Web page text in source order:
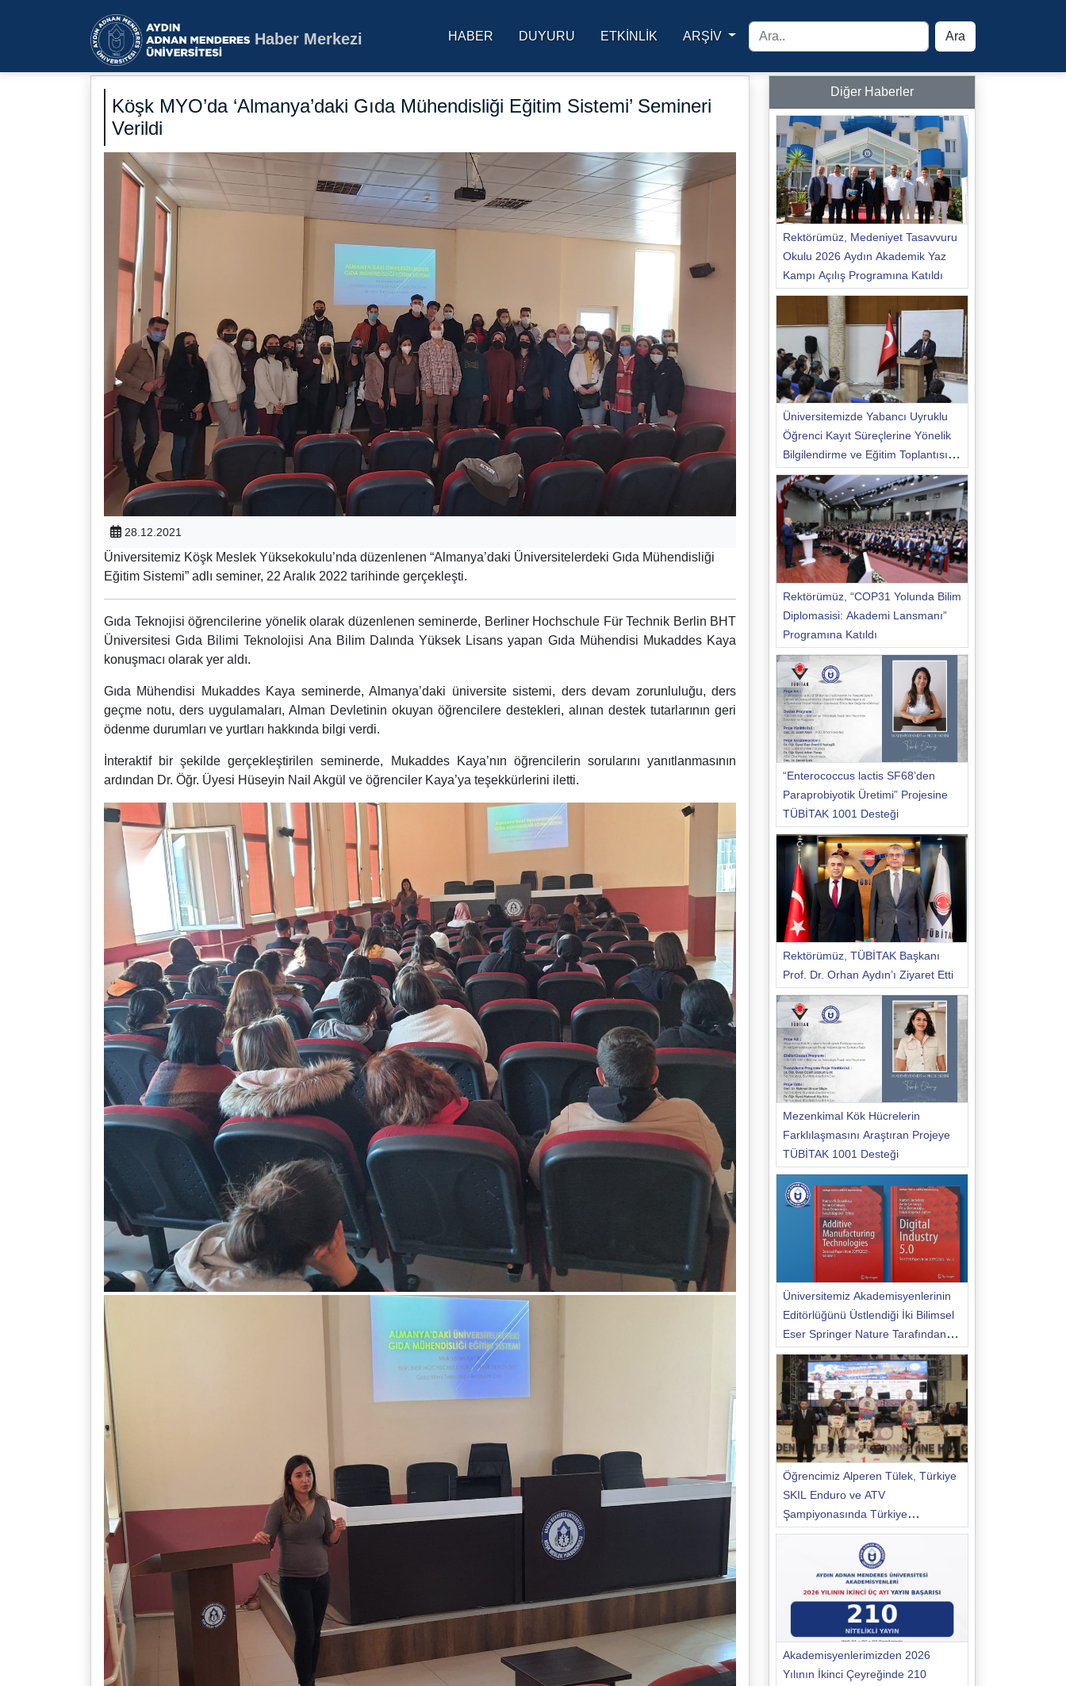
Aydın Adnan Menderes Üniversitesi Ana Sayfa
Haber Merkezi HABER DUYURU ETKINLIK ARŞİV Ara
Köşk MYO’da ‘Almanya’daki Gıda Mühendisliği Eğitim Sistemi’ Semineri
Verildi
28.12.2021
Üniversitemiz Köşk Meslek Yüksekokulu’nda düzenlenen “Almanya’daki Üniversitelerdeki Gıda Mühendisliği
Eğitim Sistemi” adlı seminer, 22 Aralık 2022 tarihinde gerçekleşti.
Gıda Teknojisi öğrencilerine yönelik olarak düzenlenen seminerde, Berliner Hochschule Für Technik Berlin BHT
Üniversitesi Gıda Bilimi Teknolojisi Ana Bilim Dalında Yüksek Lisans yapan Gıda Mühendisi Mukaddes Kaya
konuşmacı olarak yer aldı.
Gıda Mühendisi Mukaddes Kaya seminerde, Almanya’daki üniversite sistemi, ders devam zorunluluğu, ders
geçme notu, ders uygulamaları, Alman Devletinin okuyan öğrencilere destekleri, alınan destek tutarlarının geri
ödenme durumları ve yurtları hakkında bilgi verdi.
İnteraktif bir şekilde gerçekleştirilen seminerde, Mukaddes Kaya’nın öğrencilerin sorularını yanıtlanmasının
ardından Dr. Öğr. Üyesi Hüseyin Nail Akgül ve öğrenciler Kaya’ya teşekkürlerini iletti.
Diğer Haberler
Rektörümüz, Medeniyet Tasavvuru
Okulu 2026 Aydın Akademik Yaz
Kampı Açılış Programına Katıldı
Üniversitemizde Yabancı Uyruklu
Öğrenci Kayıt Süreçlerine Yönelik
Bilgilendirme ve Eğitim Toplantısı
Düzenlendi
Rektörümüz, “COP31 Yolunda Bilim
Diplomasisi: Akademi Lansmanı”
Programına Katıldı
“Enterococcus lactis SF68’den
Paraprobiyotik Üretimi” Projesine
TÜBİTAK 1001 Desteği
Rektörümüz, TÜBİTAK Başkanı
Prof. Dr. Orhan Aydın’ı Ziyaret Etti
Mezenkimal Kök Hücrelerin
Farklılaşmasını Araştıran Projeye
TÜBİTAK 1001 Desteği
Üniversitemiz Akademisyenlerinin
Editörlüğünü Üstlendiği İki Bilimsel
Eser Springer Nature Tarafından
Yayımlandı
Öğrencimiz Alperen Tülek, Türkiye
SKIL Enduro ve ATV
Şampiyonasında Türkiye
Şampiyonu Oldu
Akademisyenlerimizden 2026
Yılının İkinci Çeyreğinde 210